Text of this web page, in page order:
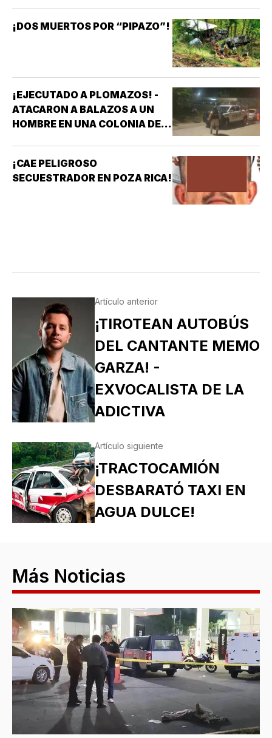
¡DOS MUERTOS POR “PIPAZO”!
¡EJECUTADO A PLOMAZOS! -
ATACARON A BALAZOS A UN
HOMBRE EN UNA COLONIA DE
¡CAE PELIGROSO
SECUESTRADOR EN POZA RICA!
Artículo anterior
¡TIROTEAN AUTOBÚS
DEL CANTANTE MEMO
GARZA! -
EXVOCALISTA DE LA
ADICTIVA
Artículo siguiente
¡TRACTOCAMIÓN
DESBARATÓ TAXI EN
AGUA DULCE!
Más Noticias